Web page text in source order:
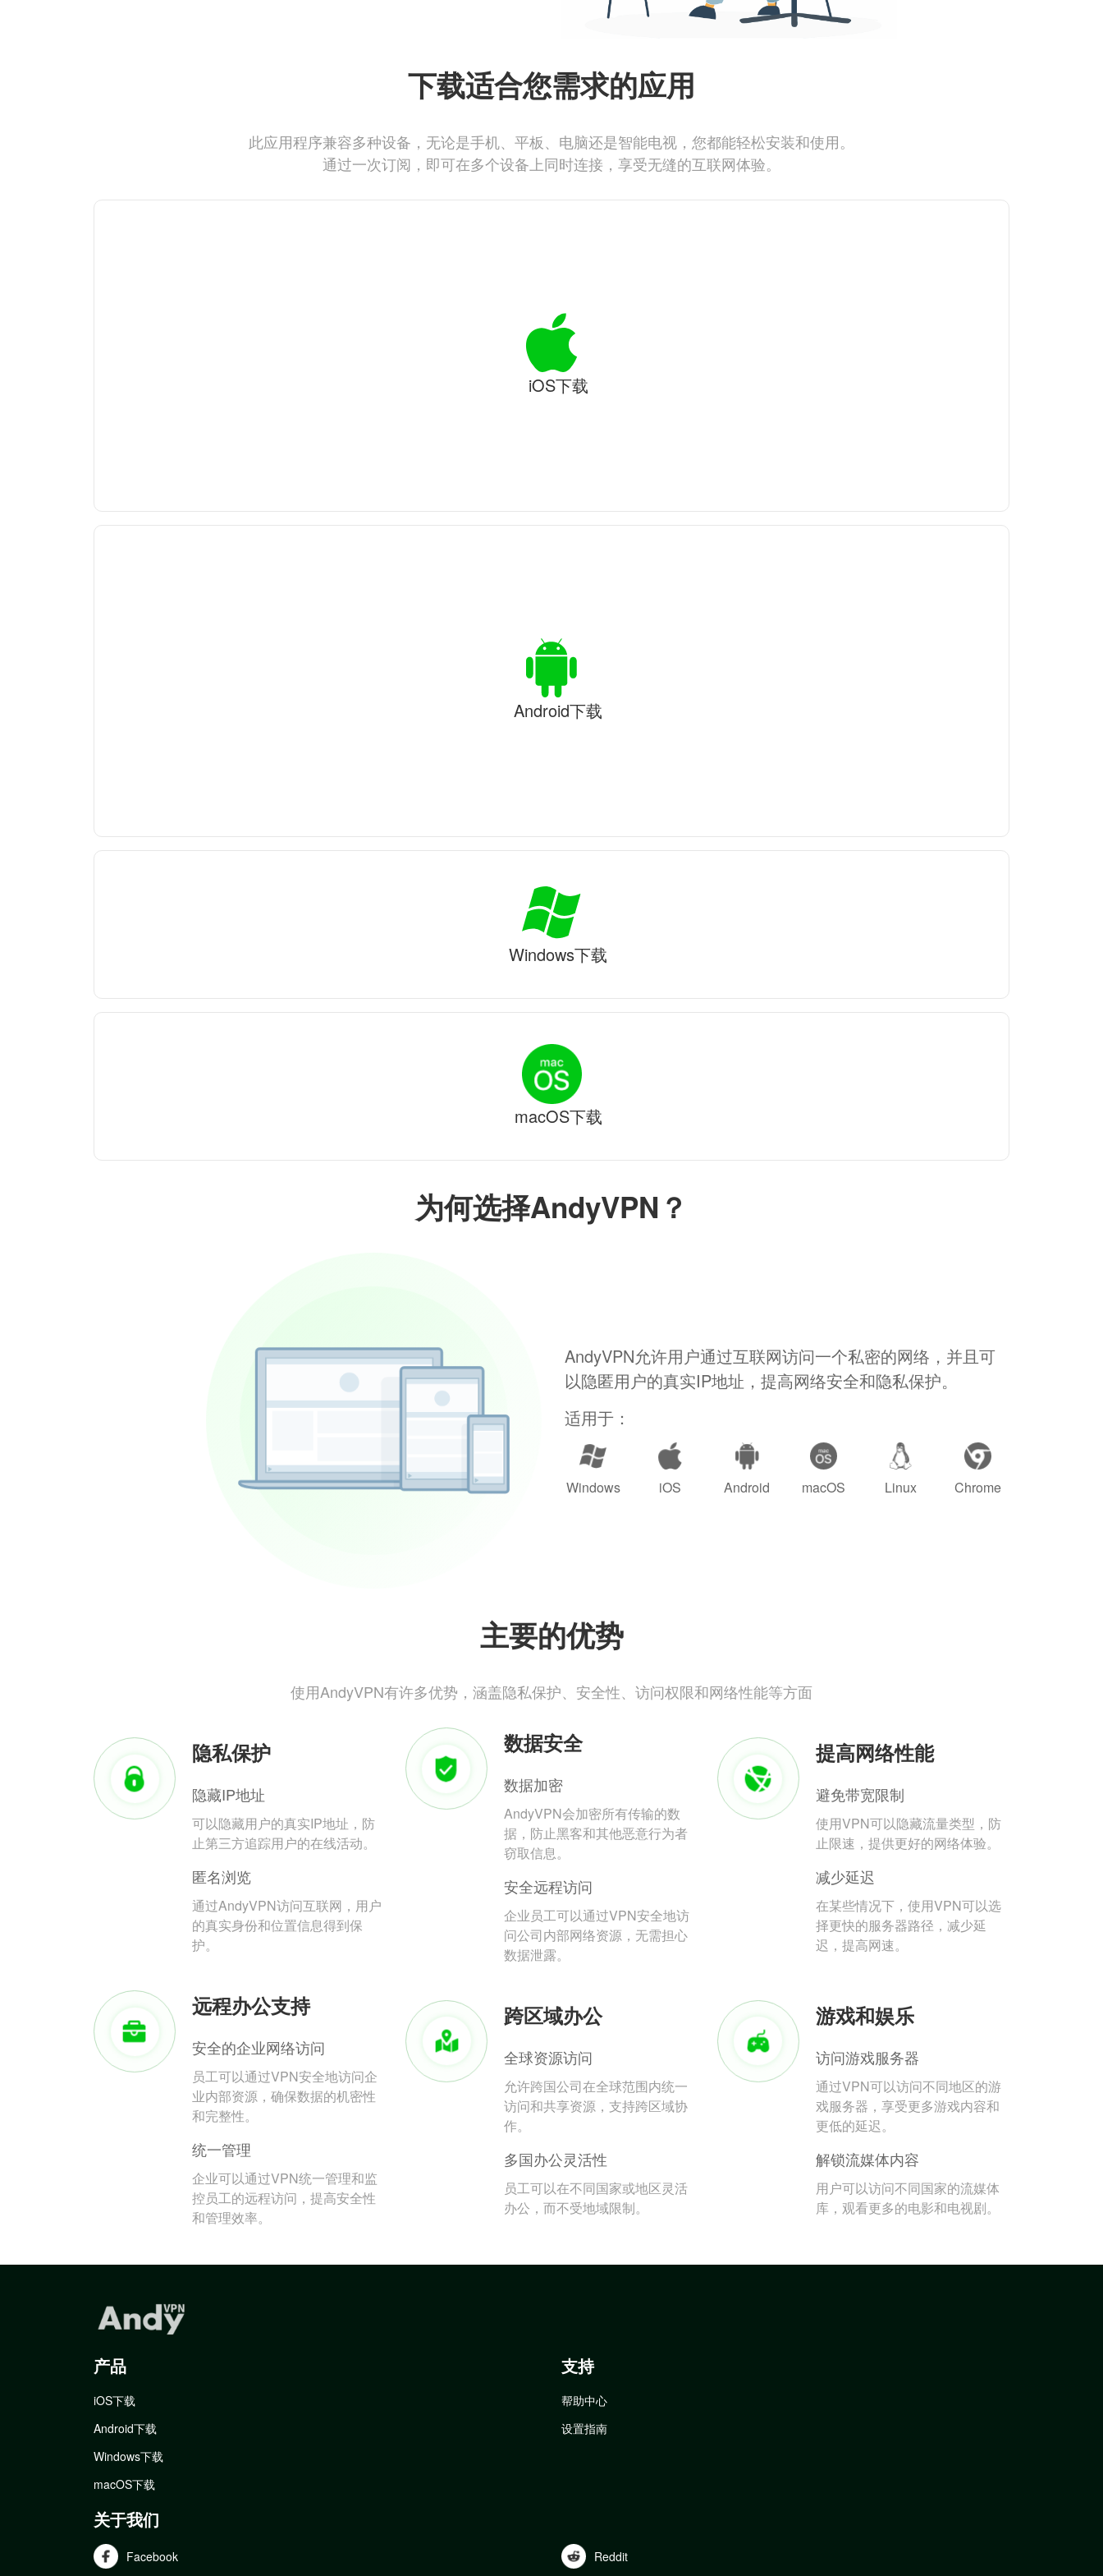
为何选择AndyVPN？
AndyVPN允许用户通过互联网访问一个私密的网络，并且可
以隐匿用户的真实IP地址，提高网络安全和隐私保护。
适用于：
Windows iOS Android macOS Linux Chrome
主要的优势
使用AndyVPN有许多优势，涵盖隐私保护、安全性、访问权限和网络性能等方面
隐私保护
隐藏IP地址
可以隐藏用户的真实IP地址，防
止第三方追踪用户的在线活动。
匿名浏览
通过AndyVPN访问互联网，用户
的真实身份和位置信息得到保
护。
数据安全
数据加密
AndyVPN会加密所有传输的数
据，防止黑客和其他恶意行为者
窃取信息。
安全远程访问
企业员工可以通过VPN安全地访
问公司内部网络资源，无需担心
数据泄露。
提高网络性能
避免带宽限制
使用VPN可以隐藏流量类型，防
止限速，提供更好的网络体验。
减少延迟
在某些情况下，使用VPN可以选
择更快的服务器路径，减少延
迟，提高网速。
远程办公支持
安全的企业网络访问
员工可以通过VPN安全地访问企
业内部资源，确保数据的机密性
和完整性。
统一管理
企业可以通过VPN统一管理和监
控员工的远程访问，提高安全性
和管理效率。
跨区域办公
全球资源访问
允许跨国公司在全球范围内统一
访问和共享资源，支持跨区域协
作。
多国办公灵活性
员工可以在不同国家或地区灵活
办公，而不受地域限制。
游戏和娱乐
访问游戏服务器
通过VPN可以访问不同地区的游
戏服务器，享受更多游戏内容和
更低的延迟。
解锁流媒体内容
用户可以访问不同国家的流媒体
库，观看更多的电影和电视剧。
下载适合您需求的应用
此应用程序兼容多种设备，无论是手机、平板、电脑还是智能电视，您都能轻松安装和使用。
通过一次订阅，即可在多个设备上同时连接，享受无缝的互联网体验。
iOS下载
Android下载
Windows下载
macOS下载
产品
iOS下载
Android下载
Windows下载
macOS下载
支持
帮助中心
设置指南
关于我们
Facebook Reddit